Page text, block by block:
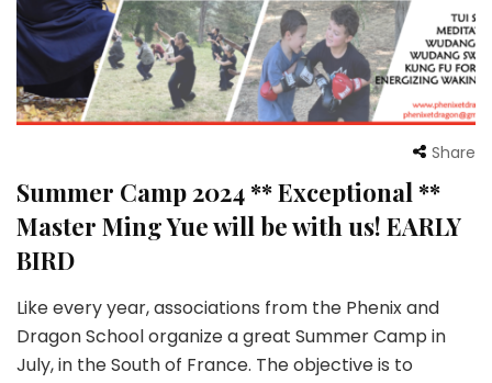
Share
Summer Camp 2024 ** Exceptional **
Master Ming Yue will be with us! EARLY
BIRD
Like every year, associations from the Phenix and
Dragon School organize a great Summer Camp in
July, in the South of France. The objective is to